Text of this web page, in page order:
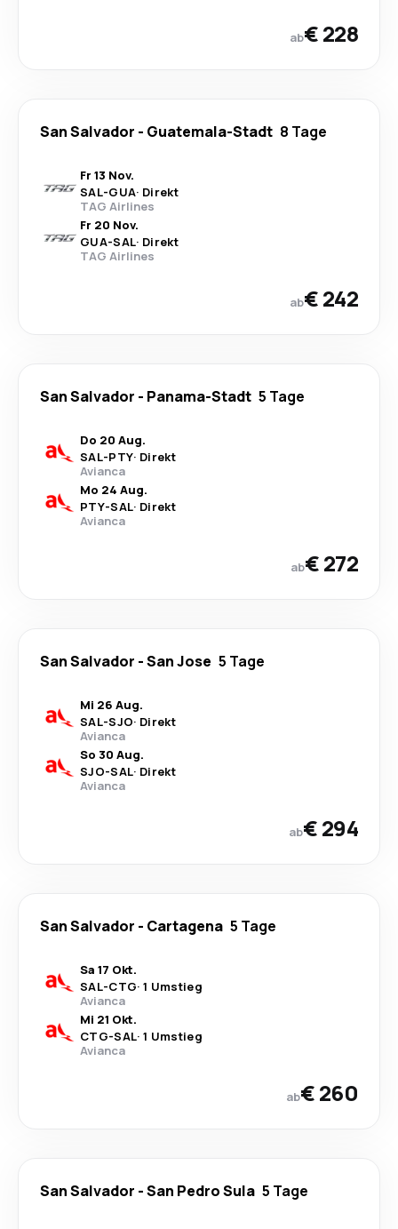
ab€ 228
San Salvador - Guatemala-Stadt 8 Tage
Fr 13 Nov.
SAL-GUA· Direkt
TAG Airlines
Fr 20 Nov.
GUA-SAL· Direkt
TAG Airlines
ab€ 242
San Salvador - Panama-Stadt 5 Tage
Do 20 Aug.
SAL-PTY· Direkt
Avianca
Mo 24 Aug.
PTY-SAL· Direkt
Avianca
ab€ 272
San Salvador -San Jose 5 Tage
Mi 26 Aug.
SAL-SJO· Direkt
Avianca
So 30 Aug.
SJO-SAL· Direkt
Avianca
ab€ 294
San Salvador - Cartagena 5 Tage
Sa 17 Okt.
SAL-CTG· 1 Umstieg
Avianca
Mi 21 Okt.
CTG-SAL· 1 Umstieg
Avianca
ab€ 260
San Salvador -San Pedro Sula 5 Tage